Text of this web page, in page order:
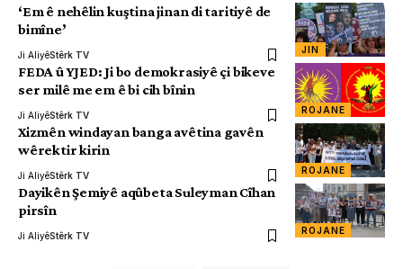
JIN
‘Em ê nehêlin kuştina jinan di taritiyê de
bimîne’
Ji AliyêStêrk TV
ROJANE
FEDA û YJED: Ji bo demokrasiyê çi bikeve
ser milê me em ê bi cih bînin
Ji AliyêStêrk TV
ROJANE
Xizmên windayan banga avêtina gavên
wêrektir kirin
Ji AliyêStêrk TV
ROJANE
Dayikên Şemiyê aqûbeta Suleyman Cîhan
pirsîn
Ji AliyêStêrk TV